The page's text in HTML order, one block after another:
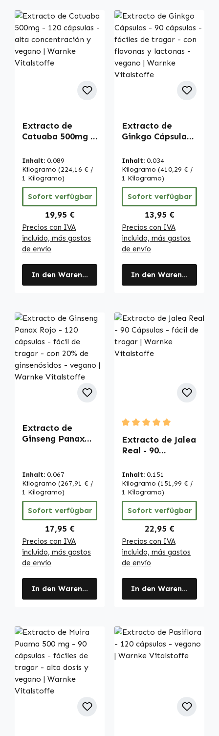
Extracto de
Catuaba 500mg -
alta
concentración y
vegano | Warnke
Vitalstoffe
Inhalt: 0.089
Kilogramo (224,16 € /
1 Kilogramo)
Sofort verfügbar
Regulärer Preis:
19,95 €
Precios con IVA
incluido, más gastos
de envío
In den Warenkorb
Extracto de
Ginkgo Cápsulas -
fáciles de tragar
- con flavonas y
lactonas - vegano
| Warnke
Vitalstoffe
Inhalt: 0.034
Kilogramo (410,29 € /
1 Kilogramo)
Sofort verfügbar
Regulärer Preis:
13,95 €
Precios con IVA
incluido, más gastos
de envío
In den Warenkorb
Extracto de
Ginseng Panax
de tragar - con
20% de
ginsenósidos -
vegano | Warnke
Vitalstoffe
Inhalt: 0.067
Kilogramo (267,91 € /
1 Kilogramo)
Sofort verfügbar
Regulärer Preis:
17,95 €
Precios con IVA
incluido, más gastos
de envío
In den Warenkorb
Durchschnittliche
Extracto de Jalea
Real - 90
de tragar |
Warnke
Vitalstoffe
Inhalt: 0.151
Kilogramo (151,99 € /
1 Kilogramo)
Sofort verfügbar
Regulärer Preis:
22,95 €
Precios con IVA
incluido, más gastos
de envío
In den Warenkorb